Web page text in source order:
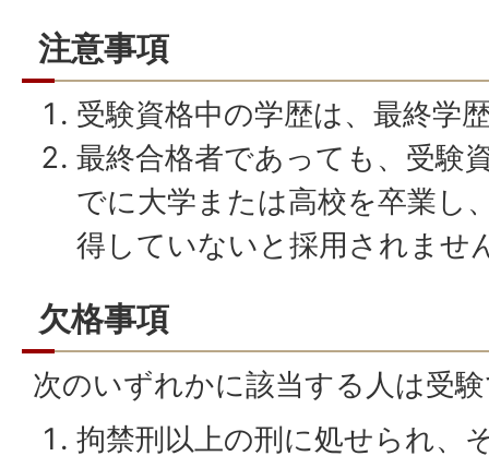
注意事項
受験資格中の学歴は、最終学
最終合格者であっても、受験
でに大学または高校を卒業し
得していないと採用されませ
欠格事項
次のいずれかに該当する人は受
拘禁刑以上の刑に処せられ、